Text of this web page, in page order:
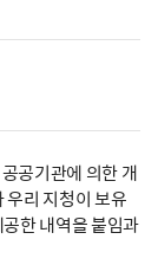
공기관에 의한 개
우리 지청이 보유
한 내역을 붙임과